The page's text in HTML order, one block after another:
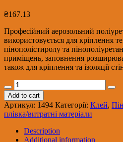
₴167.13
Професійний аерозольний
використовується для кріплення
пінополістиролу та
приміщень, заповнення
також для кріплення та ізоляції
Клей-
піна
монтажна
професійна
НОСОРІГ
900
гр
Add to cart
Артикул: 1494 Категорії: Клей,
плівка/витратні матеріали
Description
Additional information